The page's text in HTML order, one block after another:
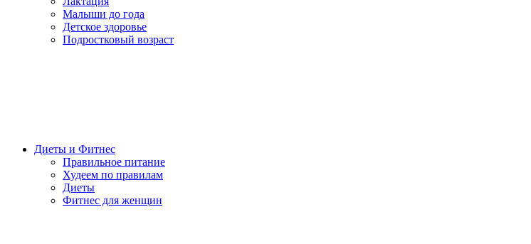
Малыши до года
Детское здоровье
Подростковый возраст
Диеты и Фитнес
Правильное питание
Худеем по правилам
Диеты
Фитнес для женщин